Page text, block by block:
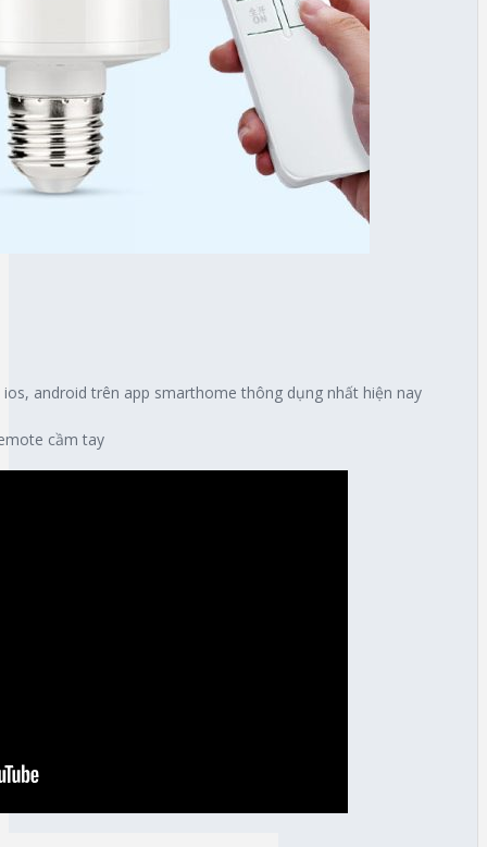
android trên app smarthome thông dụng nhất hiện nay
cầm tay